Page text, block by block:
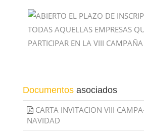
Documentos asociados
CARTA INVITACION VIII
NAVIDAD